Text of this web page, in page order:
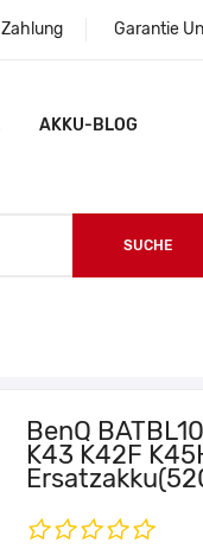
Zahlung Garantie
AKKU-BLOG
SUCHE
BenQ
K43 K42F